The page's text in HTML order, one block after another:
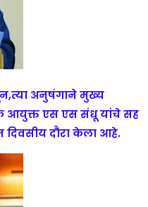
अनुषंगाने मुख्य
आयुक्त एस एस संधू यांचे सह
दिवसीय दौरा केला आहे.